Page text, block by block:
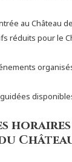
au Château
réduits pour le
horaires